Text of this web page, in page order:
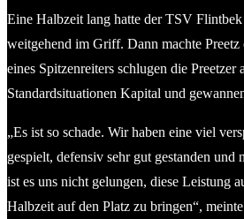
Eine Halbzeit lang hatte der TSV
weitgehend im Griff. Dann machte
eines Spitzenreiters schlugen die Preetzer
Standardsituationen Kapital und
„Es ist so schade. Wir haben eine viel
gespielt, defensiv sehr gut gestanden und
ist es uns nicht gelungen, diese Leistung
Halbzeit auf den Platz zu bringen“,